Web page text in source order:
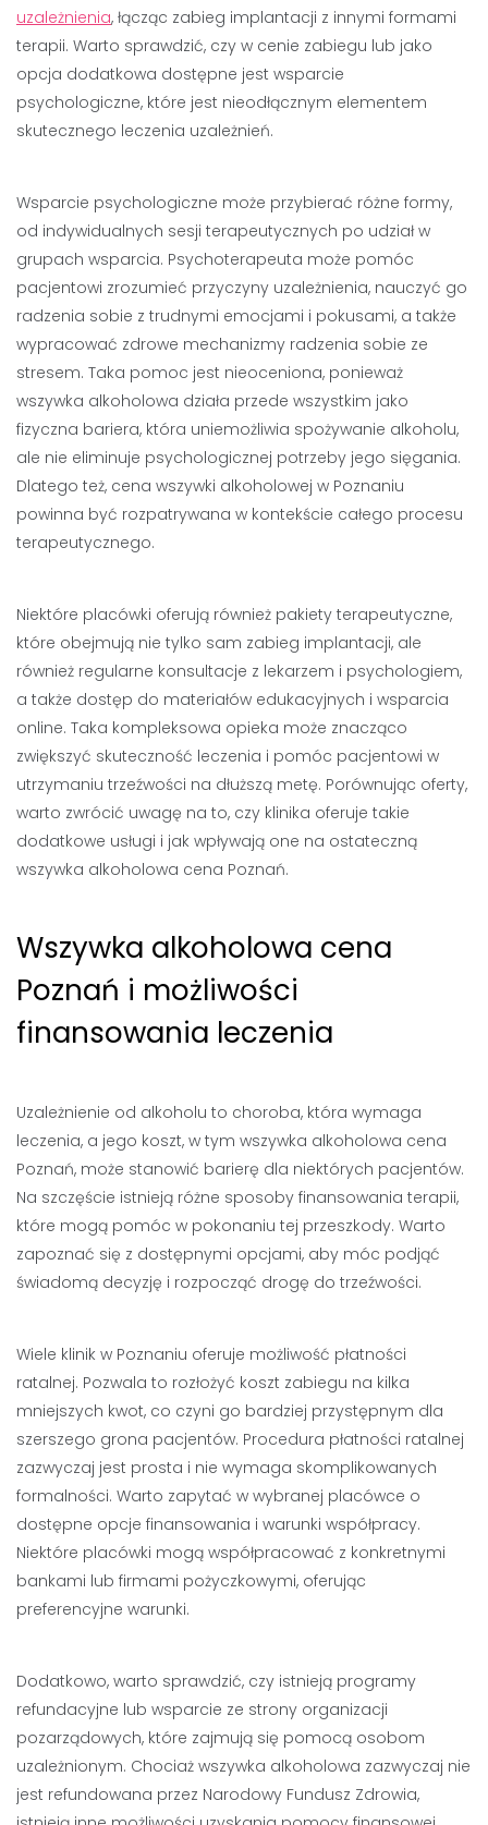
uzależnienia, łącząc zabieg implantacji z innymi formami
terapii. Warto sprawdzić, czy w cenie zabiegu lub jako
opcja dodatkowa dostępne jest wsparcie
psychologiczne, które jest nieodłącznym elementem
skutecznego leczenia uzależnień.
Wsparcie psychologiczne może przybierać różne formy,
od indywidualnych sesji terapeutycznych po udział w
grupach wsparcia. Psychoterapeuta może pomóc
pacjentowi zrozumieć przyczyny uzależnienia, nauczyć go
radzenia sobie z trudnymi emocjami i pokusami, a także
wypracować zdrowe mechanizmy radzenia sobie ze
stresem. Taka pomoc jest nieoceniona, ponieważ
wszywka alkoholowa działa przede wszystkim jako
fizyczna bariera, która uniemożliwia spożywanie alkoholu,
ale nie eliminuje psychologicznej potrzeby jego sięgania.
Dlatego też, cena wszywki alkoholowej w Poznaniu
powinna być rozpatrywana w kontekście całego procesu
terapeutycznego.
Niektóre placówki oferują również pakiety terapeutyczne,
które obejmują nie tylko sam zabieg implantacji, ale
również regularne konsultacje z lekarzem i psychologiem,
a także dostęp do materiałów edukacyjnych i wsparcia
online. Taka kompleksowa opieka może znacząco
zwiększyć skuteczność leczenia i pomóc pacjentowi w
utrzymaniu trzeźwości na dłuższą metę. Porównując oferty,
warto zwrócić uwagę na to, czy klinika oferuje takie
dodatkowe usługi i jak wpływają one na ostateczną
wszywka alkoholowa cena Poznań.
Wszywka alkoholowa cena
Poznań i możliwości
finansowania leczenia
Uzależnienie od alkoholu to choroba, która wymaga
leczenia, a jego koszt, w tym wszywka alkoholowa cena
Poznań, może stanowić barierę dla niektórych pacjentów.
Na szczęście istnieją różne sposoby finansowania terapii,
które mogą pomóc w pokonaniu tej przeszkody. Warto
zapoznać się z dostępnymi opcjami, aby móc podjąć
świadomą decyzję i rozpocząć drogę do trzeźwości.
Wiele klinik w Poznaniu oferuje możliwość płatności
ratalnej. Pozwala to rozłożyć koszt zabiegu na kilka
mniejszych kwot, co czyni go bardziej przystępnym dla
szerszego grona pacjentów. Procedura płatności ratalnej
zazwyczaj jest prosta i nie wymaga skomplikowanych
formalności. Warto zapytać w wybranej placówce o
dostępne opcje finansowania i warunki współpracy.
Niektóre placówki mogą współpracować z konkretnymi
bankami lub firmami pożyczkowymi, oferując
preferencyjne warunki.
Dodatkowo, warto sprawdzić, czy istnieją programy
refundacyjne lub wsparcie ze strony organizacji
pozarządowych, które zajmują się pomocą osobom
uzależnionym. Chociaż wszywka alkoholowa zazwyczaj nie
jest refundowana przez Narodowy Fundusz Zdrowia,